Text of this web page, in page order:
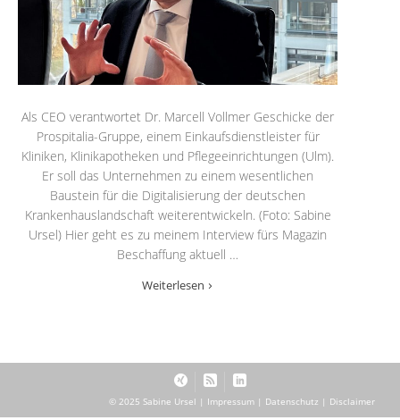
Als CEO verantwortet Dr. Marcell Vollmer Geschicke der
Prospitalia-Gruppe, einem Einkaufsdienstleister für
Kliniken, Klinikapotheken und Pflegeeinrichtungen (Ulm).
Er soll das Unternehmen zu einem wesentlichen
Baustein für die Digitalisierung der deutschen
Krankenhauslandschaft weiterentwickeln. (Foto: Sabine
Ursel) Hier geht es zu meinem Interview fürs Magazin
Beschaffung aktuell …
Weiterlesen
© 2025 Sabine Ursel | Impressum | Datenschutz | Disclaimer